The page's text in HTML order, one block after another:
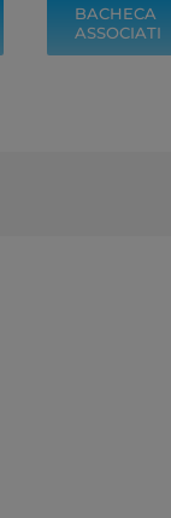
BACHECA
ASSOCIATI